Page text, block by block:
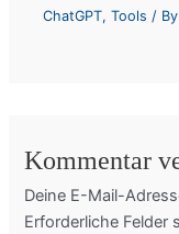
ChatGPT,Tools /
Kommentar
Deine E-Mail-
Erforderliche Felder